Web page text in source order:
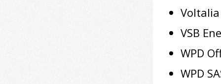
Voltalia
VSB
WPD
WPD